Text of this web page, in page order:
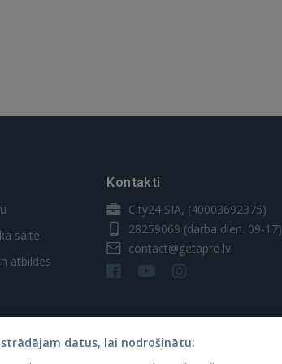
saite
atbildes
Kontakti
City24 SIA, (40003692375)
28259069 (darba dien. 09-17)
contact@getapro.lv
datus, lai nodrošinātu: